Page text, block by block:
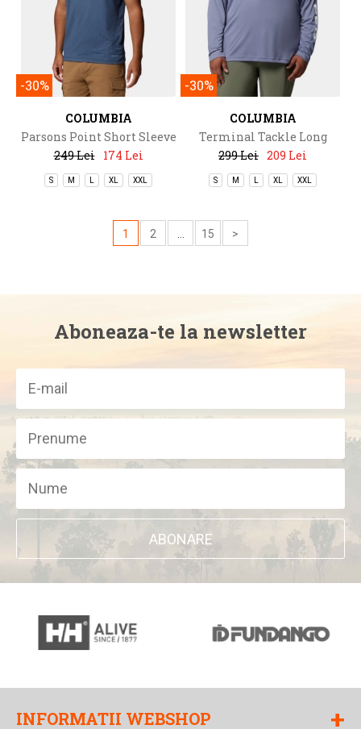
-30%
COLUMBIA
Parsons Point Short Sleeve
Back Graphic Tee
249 Lei 174 Lei
S M XL XXL
-30%
COLUMBIA
Terminal Tackle Long
Sleeve Shirt
299 Lei 209 Lei
S M XL XXL
1 2 15 >
Aboneaza-te la newsletter
ABONARE
INFORMATII WEBSHOP +